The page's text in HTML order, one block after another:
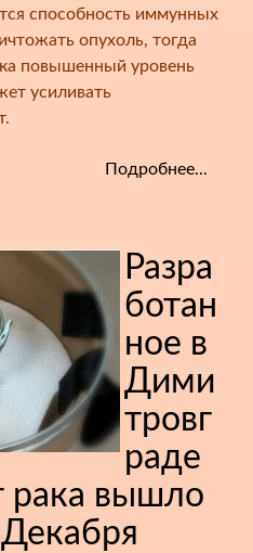
способность иммунных
опухоль, тогда
повышенный уровень
усиливать
Подробнее...
Разра
ботан
ное в
Дими
тровг
раде
рака вышло